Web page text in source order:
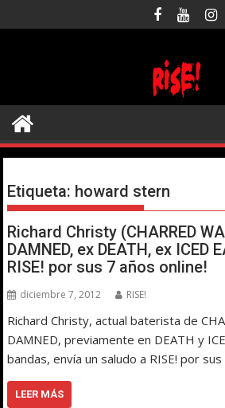
al
Etiqueta: howard stern
Richard Christy (CHARRED
DAMNED, ex DEATH, ex ICED
RISE! por sus 7 años online!
diciembre 7, 2012 RISE!
Richard Christy, actual baterista de
DAMNED, previamente en DEATH y
bandas, envía un saludo a RISE! por
LEER MÁS